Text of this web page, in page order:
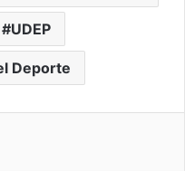
UDEP
Deporte